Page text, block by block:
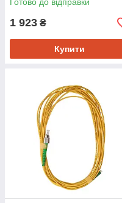
1 923 ₴
Купити